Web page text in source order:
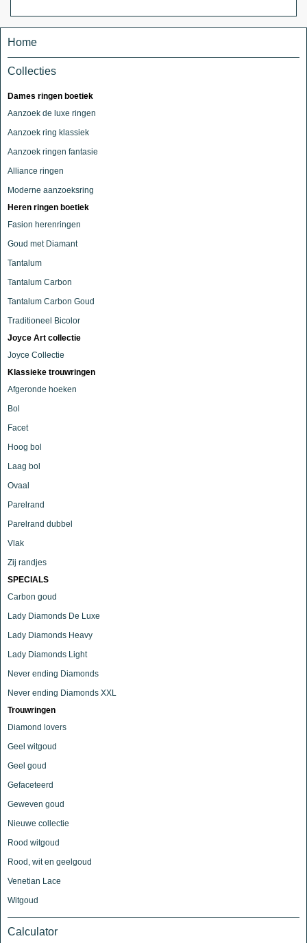
Home
Collecties
Dames ringen boetiek
Aanzoek de luxe ringen
Aanzoek ring klassiek
Aanzoek ringen fantasie
Alliance ringen
Moderne aanzoeksring
Heren ringen boetiek
Fasion herenringen
Goud met Diamant
Tantalum
Tantalum Carbon
Tantalum Carbon Goud
Traditioneel Bicolor
Joyce Art collectie
Joyce Collectie
Klassieke trouwringen
Afgeronde hoeken
Bol
Facet
Hoog bol
Laag bol
Ovaal
Parelrand
Parelrand dubbel
Vlak
Zij randjes
SPECIALS
Carbon goud
Lady Diamonds De Luxe
Lady Diamonds Heavy
Lady Diamonds Light
Never ending Diamonds
Never ending Diamonds XXL
Trouwringen
Diamond lovers
Geel witgoud
Geel goud
Gefaceteerd
Geweven goud
Nieuwe collectie
Rood witgoud
Rood, wit en geelgoud
Venetian Lace
Witgoud
Calculator